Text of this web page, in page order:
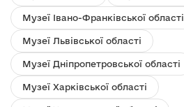
Музеї Івано-Франківської області
Музеї Львівської області
Музеї Дніпропетровської області
Музеї Харківської області